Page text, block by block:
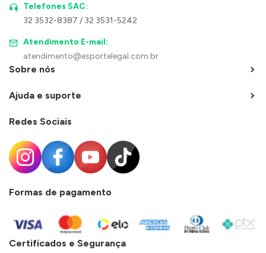
Telefones SAC:
32 3532-8387 / 32 3531-5242
Atendimento E-mail:
atendimento@esportelegal.com.br
Sobre nós
Ajuda e suporte
Redes Sociais
Formas de pagamento
Certificados e Segurança